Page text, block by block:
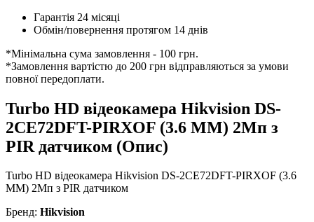
Гарантія 24 місяці
Обмін/повернення протягом 14 днів
*Мінімальна сума замовлення - 100 грн.
*Замовлення вартістю до 200 грн відправляються за умови
повної передоплати.
Turbo HD відеокамера Hikvision DS-
2CE72DFT-PIRXOF (3.6 ММ) 2Мп з
PIR датчиком (Опис)
Turbo HD відеокамера Hikvision DS-2CE72DFT-PIRXOF (3.6
ММ) 2Мп з PIR датчиком
Бренд: Hikvision